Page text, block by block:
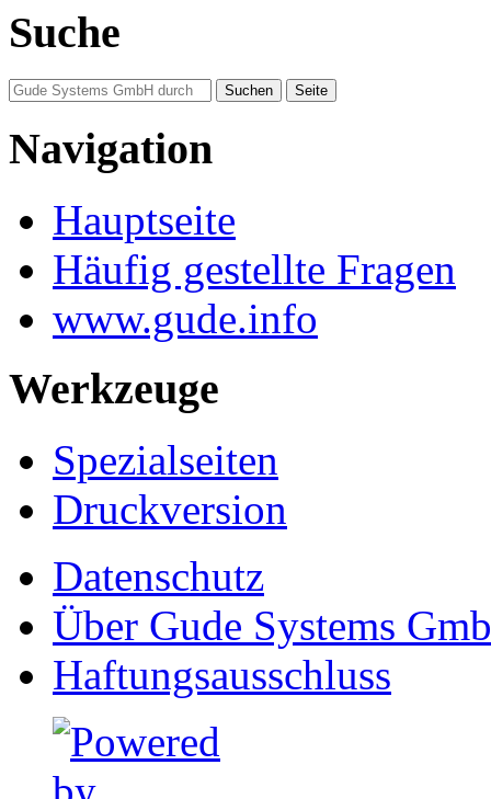
Suche
Navigation
Hauptseite
Häufig gestellte Fragen
www.gude.info
Werkzeuge
Spezialseiten
Druckversion
Datenschutz
Über Gude Systems
Haftungsausschluss